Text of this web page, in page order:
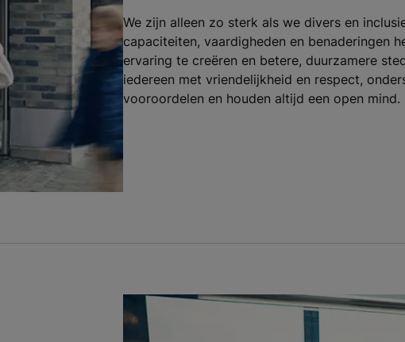
We zijn alleen zo sterk als we divers en
capaciteiten, vaardigheden en benaderingen
ervaring te creëren en betere, duurzamere
iedereen met vriendelijkheid en respect,
vooroordelen en houden altijd een open mind.